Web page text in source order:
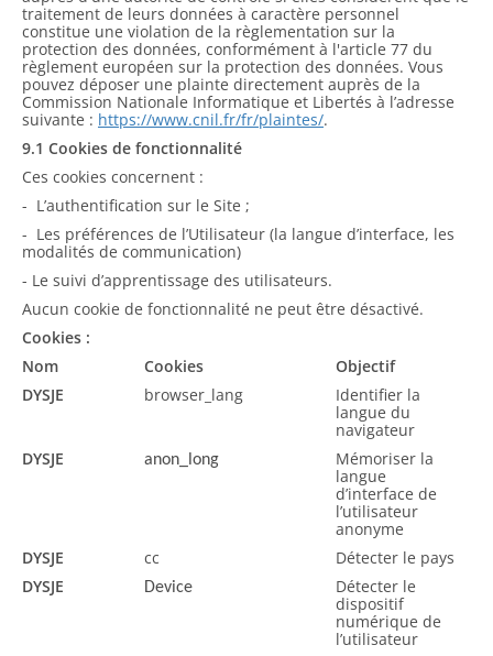
traitement de leurs données à caractère personnel
constitue une violation de la règlementation sur la
protection des données, conformément à l'article 77 du
règlement européen sur la protection des données. Vous
pouvez déposer une plainte directement auprès de la
Commission Nationale Informatique et Libertés à l’adresse
suivante : https://www.cnil.fr/fr/plaintes/.
9.1 Cookies de fonctionnalité
Ces cookies concernent :
- L’authentification sur le Site ;
- Les préférences de l’Utilisateur (la langue d’interface, les
modalités de communication)
- Le suivi d’apprentissage des utilisateurs.
Aucun cookie de fonctionnalité ne peut être désactivé.
Cookies :
Nom
Cookies
Objectif
DYSJE
browser_lang
Identifier la
langue du
navigateur
DYSJE
anon_long
Mémoriser la
langue
d’interface de
l’utilisateur
anonyme
DYSJE
cc
Détecter le pays
DYSJE
Device
Détecter le
dispositif
numérique de
l’utilisateur